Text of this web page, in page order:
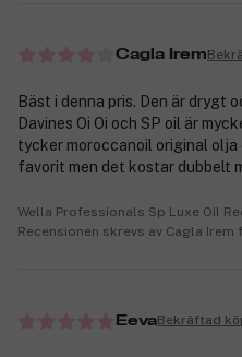
Cagla Irem
Bäst i denna pris. Den är drygt
Davines Oi Oi och SP oil är
tycker moroccanoil original olja
favorit men det kostar dubbelt
Wella Professionals Sp Luxe Oil
Recensionen skrevs av Cagla Irem
EevaBekräftad